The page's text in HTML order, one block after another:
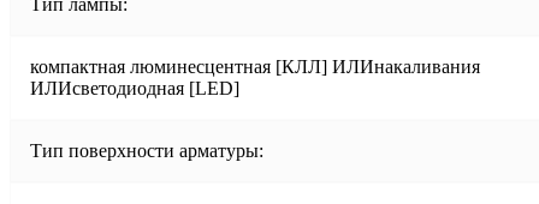
компактная люминесцентная [КЛЛ] ИЛИнакаливания
ИЛИсветодиодная [LED]
Тип поверхности арматуры: